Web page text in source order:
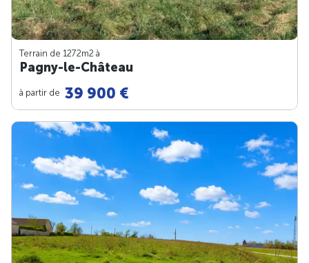
Terrain de 1272m2 à
Pagny-le-Château
à partir de 39 900 €